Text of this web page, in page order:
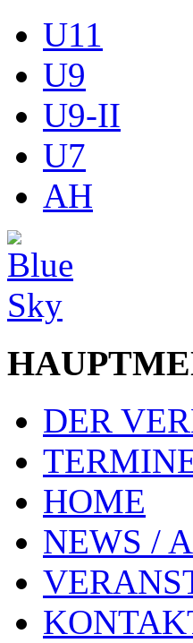
U11
U9
U9-II
U7
AH
DER
HOME
NEWS /